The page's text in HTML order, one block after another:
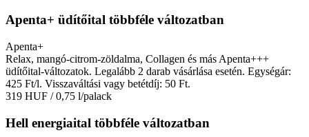
Apenta+ üdítőital többféle változatban
Apenta+
Relax, mangó-citrom-zöldalma, Collagen és más Apenta+++
üdítőital-változatok. Legalább 2 darab vásárlása esetén. Egységár:
425 Ft/l. Visszaváltási vagy betétdíj: 50 Ft.
319 HUF / 0,75 l/palack
Hell energiaital többféle változatban